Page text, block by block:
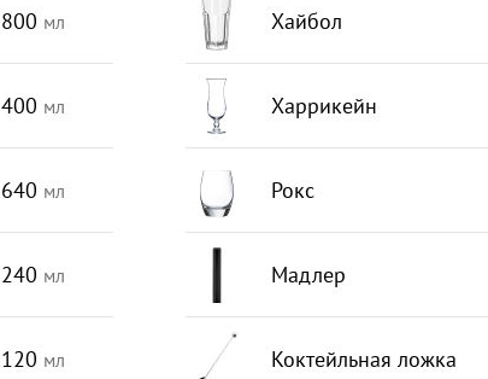
800 мл
400 мл
640 мл
240 мл
120 мл
Хайбол
Харрикейн
Рокс
Мадлер
Коктейльная ложка